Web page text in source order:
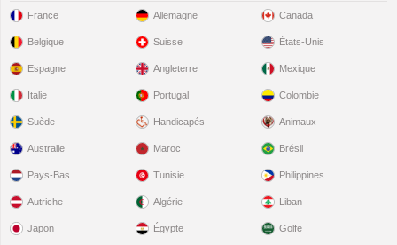
France
Belgique
Espagne
Italie
Suède
Allemagne
Suisse
Angleterre
Portugal
Handicapés
Canada
États-Unis
Mexique
Colombie
Animaux
Australie
Pays-Bas
Autriche
Japon
Maroc
Tunisie
Algérie
Égypte
Brésil
Philippines
Liban
Golfe